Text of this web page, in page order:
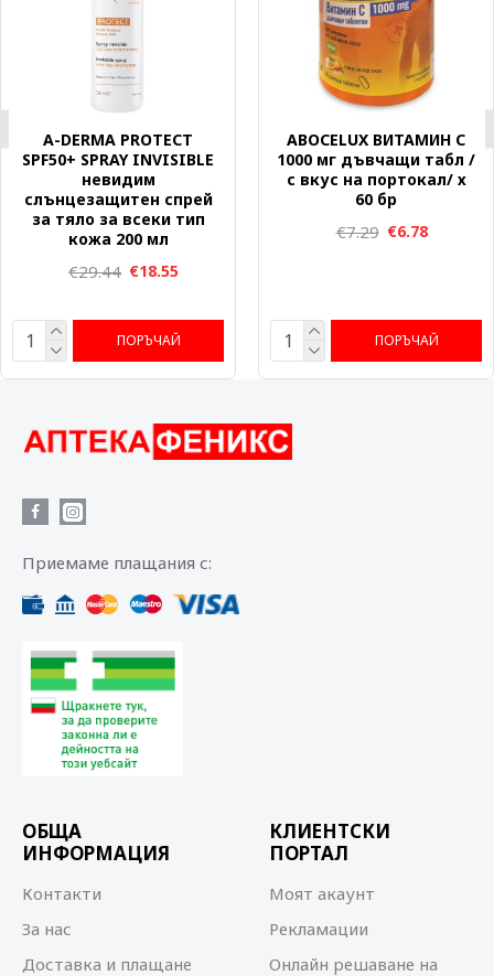
A-DERMA PROTECT
SPF50+ SPRAY INVISIBLE
невидим
слънцезащитен спрей
за тяло за всеки тип
кожа 200 мл
€18.55
€29.44
ПОРЪЧАЙ
ABOCELUX ВИТАМИН C
1000 мг дъвчащи табл /
с вкус на портокал/ х
60 бр
€6.78
€7.29
ПОРЪЧАЙ
Приемаме плащания с:
ОБЩА
ИНФОРМАЦИЯ
Контакти
За нас
Доставка и плащане
КЛИЕНТСКИ
ПОРТАЛ
Моят акаунт
Рекламации
Онлайн решаване на